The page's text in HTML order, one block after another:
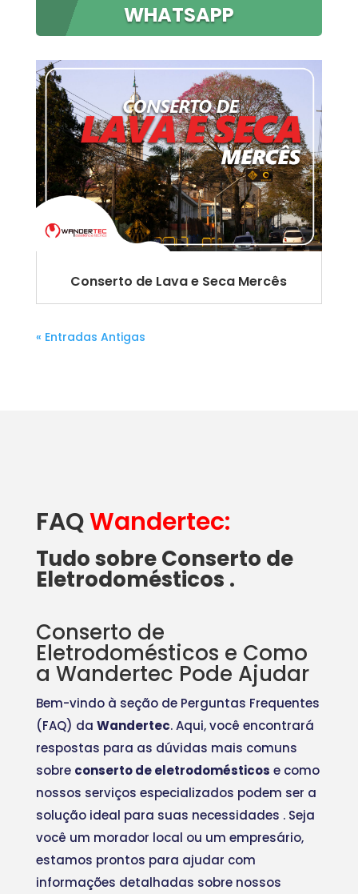
WHATSAPP
Conserto de Lava e Seca Mercês
« Entradas Antigas
FAQWandertec:
Tudo sobre Conserto de
Eletrodomésticos .
Conserto de
Eletrodomésticos e Como
a Wandertec Pode Ajudar
Bem-vindo à seção de Perguntas Frequentes
(FAQ) da Wandertec. Aqui, você encontrará
respostas para as dúvidas mais comuns
sobre conserto de eletrodomésticos e como
nossos serviços especializados podem ser a
solução ideal para suas necessidades . Seja
você um morador local ou um empresário,
estamos prontos para ajudar com
informações detalhadas sobre nossos